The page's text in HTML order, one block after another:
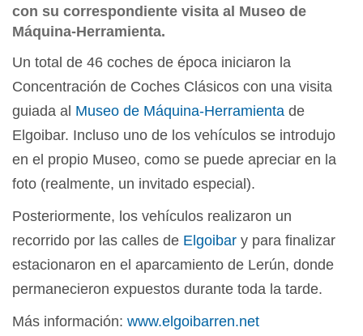
con su correspondiente visita al Museo de
Máquina-Herramienta.
Un total de 46 coches de época iniciaron la
Concentración de Coches Clásicos con una visita
guiada al Museo de Máquina-Herramienta de
Elgoibar. Incluso uno de los vehículos se introdujo
en el propio Museo, como se puede apreciar en la
foto (realmente, un invitado especial).
Posteriormente, los vehículos realizaron un
recorrido por las calles de Elgoibar y para finalizar
estacionaron en el aparcamiento de Lerún, donde
permanecieron expuestos durante toda la tarde.
Más información: www.elgoibarren.net